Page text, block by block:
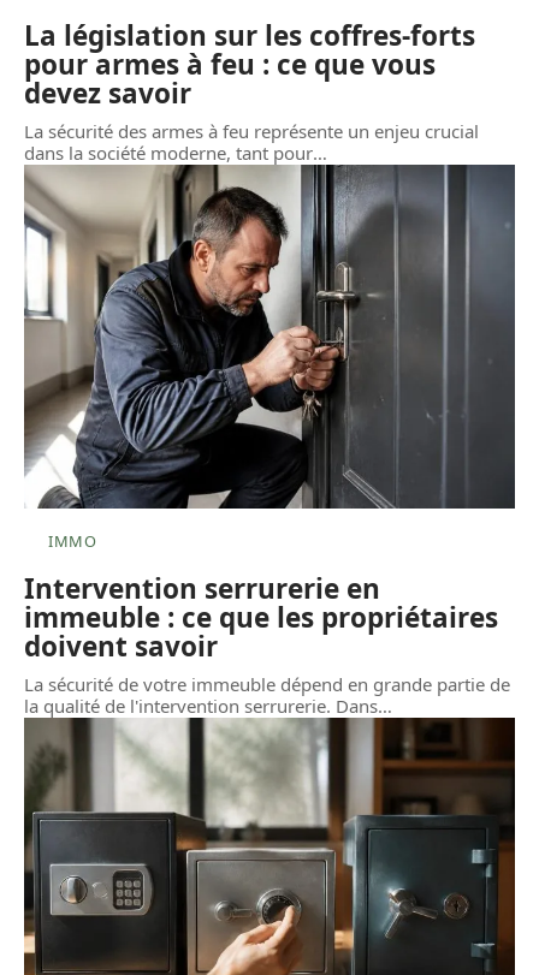
La législation sur les coffres-forts
pour armes à feu : ce que vous
devez savoir
La sécurité des armes à feu représente un enjeu crucial
dans la société moderne, tant pour…
IMMO
Intervention serrurerie en
immeuble : ce que les propriétaires
doivent savoir
La sécurité de votre immeuble dépend en grande partie de
la qualité de l'intervention serrurerie. Dans…